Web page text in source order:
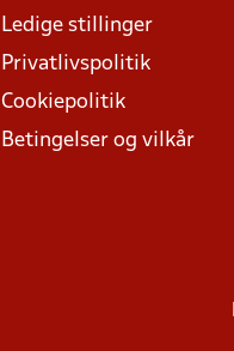
Ledige stillinger
Privatlivspolitik
Cookiepolitik
Betingelser og vilkår